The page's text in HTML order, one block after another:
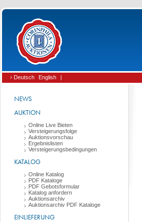
› Deutsch English |
NEWS
AUKTION
Online Live Bieten
Versteigerungsfolge
Auktionsvorschau
Ergebnislisten
Versteigerungsbedingungen
KATALOG
Online Katalog
PDF Kataloge
PDF Gebotsformular
Katalog anfordern
Auktionsarchiv
Auktionsarchiv PDF Kataloge
EINLIEFERUNG